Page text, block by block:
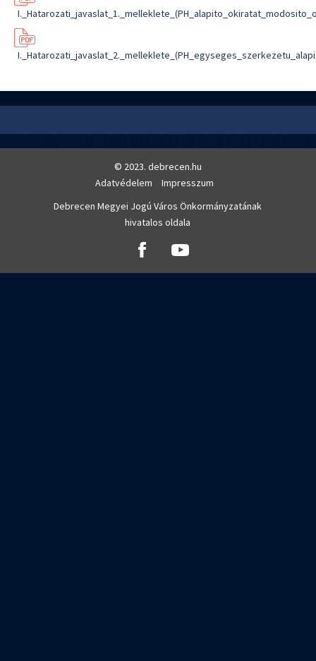
© 2023. debrecen.hu
Adatvédelem
Impresszum
Debrecen Megyei Jogú Város Önkormányzatának
hivatalos oldala